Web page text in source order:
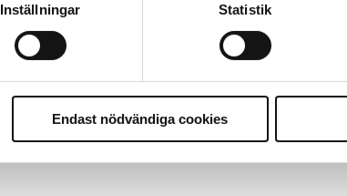
Inställningar Statistik
Endast nödvändiga cookies